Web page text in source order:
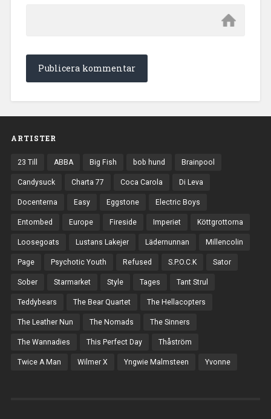
ARTISTER
23 Till ABBA Big Fish bob hund Brainpool
Candysuck Charta 77 Coca Carola Di Leva
Docenterna Easy Eggstone Electric Boys
Entombed Europe Fireside Imperiet Köttgrottorna
Loosegoats Lustans Lakejer Lädernunnan Millencolin
Page Psychotic Youth Refused S.P.O.C.K Sator
Sober Starmarket Style Tages Tant Strul
Teddybears The Bear Quartet The Hellacopters
The Leather Nun The Nomads The Sinners
The Wannadies This Perfect Day Thåström
Twice A Man Wilmer X Yngwie Malmsteen Yvonne